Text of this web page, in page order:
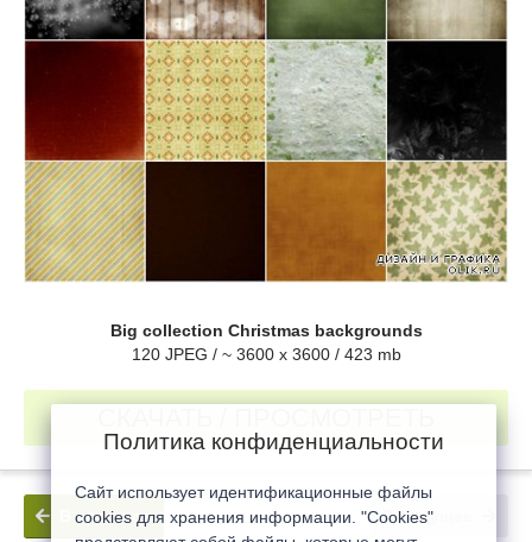
Big collection Christmas backgrounds
120 JPEG / ~ 3600 x 3600 / 423 mb
В будущее
В прошлое
Политика конфиденциальности
Сайт использует идентификационные файлы
cookies для хранения информации. "Cookies"